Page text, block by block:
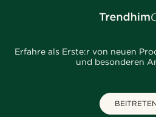
Erfahre als Erste:r von neuen
und besonderen